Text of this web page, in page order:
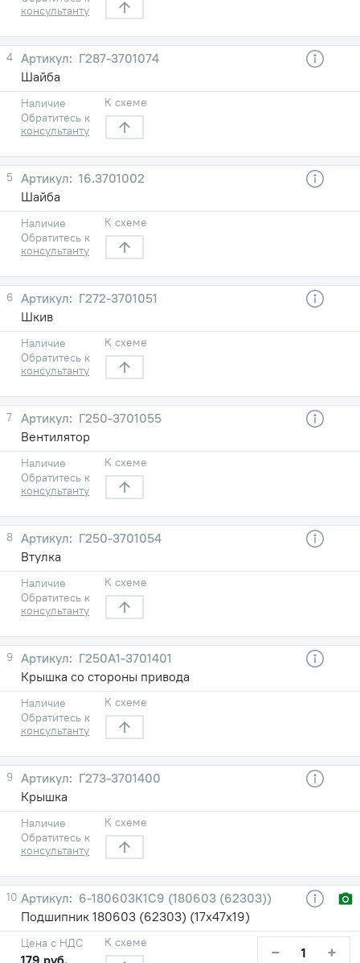
консультанту
4
Г287-3701074
Шайба
Наличие
Обратитесь к
консультанту
К схеме
5
16.3701002
Шайба
Наличие
Обратитесь к
консультанту
К схеме
6
Г272-3701051
Шкив
Наличие
Обратитесь к
консультанту
К схеме
7
Г250-3701055
Вентилятор
Наличие
Обратитесь к
консультанту
К схеме
8
Г250-3701054
Втулка
Наличие
Обратитесь к
консультанту
К схеме
9
Г250А1-3701401
Крышка со стороны привода
Наличие
Обратитесь к
консультанту
К схеме
9
Г273-3701400
Крышка
Наличие
Обратитесь к
консультанту
К схеме
10
6-180603К1С9 (180603 (62303))
Подшипник 180603 (62303) (17х47х19)
Цена с НДС
179 руб.
К схеме − +